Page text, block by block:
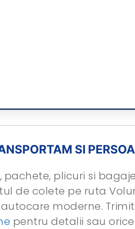
SI
plicuri si
de colete pe ruta
moderne.
pentru detalii sau